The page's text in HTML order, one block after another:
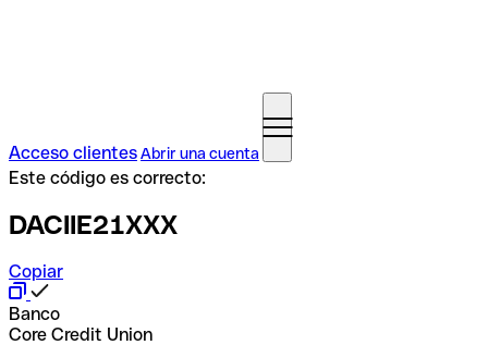
Acceso clientesAbrir una cuenta
Este código es correcto:
DACIIE21XXX
Copiar
Banco
Core Credit Union